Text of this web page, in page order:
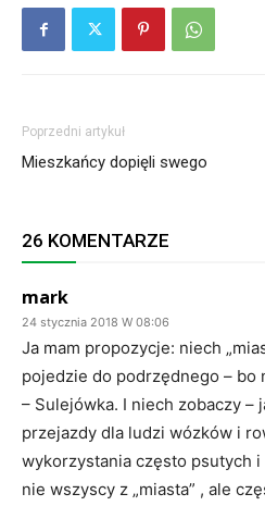
Poprzedni artykuł
Mieszkańcy dopięli swego
26 KOMENTARZE
mark
24 stycznia 2018 W 08:06
Ja mam propozycje: niech
pojedzie do podrzędnego –
– Sulejówka. I niech zobaczy –
przejazdy dla ludzi wózków i
wykorzystania często psutych
nie wszyscy z „miasta” , ale